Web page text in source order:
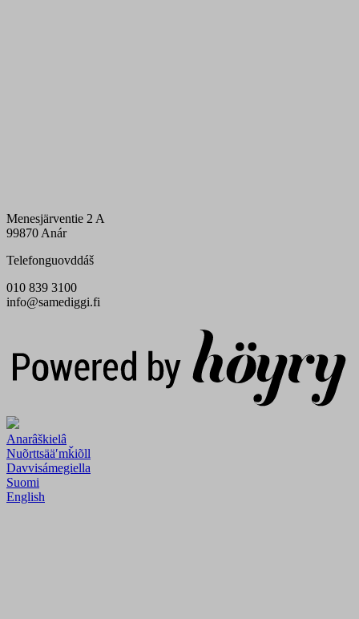
Menesjärventie 2 A
99870 Anár
Telefonguovddáš
010 839 3100
info@samediggi.fi
Anarâškielâ
Nuõrttsääʹmǩiõll
Davvisámegiella
Suomi
English